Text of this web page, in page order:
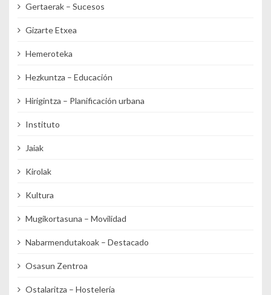
Gertaerak – Sucesos
Gizarte Etxea
Hemeroteka
Hezkuntza – Educación
Hirigintza – Planificación urbana
Instituto
Jaiak
Kirolak
Kultura
Mugikortasuna – Movilidad
Nabarmendutakoak – Destacado
Osasun Zentroa
Ostalaritza – Hostelería